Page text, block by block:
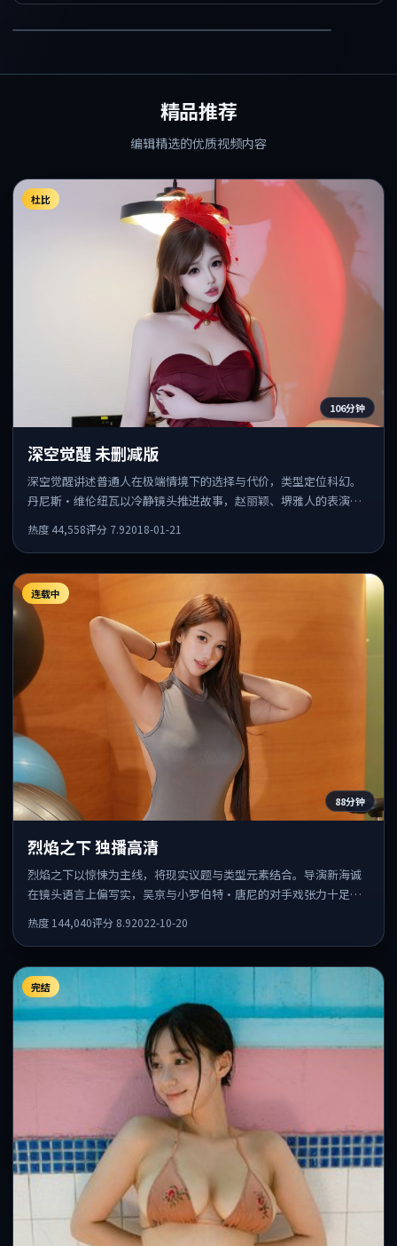
精品推荐
编辑精选的优质视频内容
杜比
106分钟
深空觉醒 未删减版
深空觉醒讲述普通人在极端情境下的选择与代价，类型定位科幻。
丹尼斯·维伦纽瓦以冷静镜头推进故事，赵丽颖、堺雅人的表演为
热度 44,558评分 7.92018-01-21
连载中
88分钟
烈焰之下 独播高清
烈焰之下以惊悚为主线，将现实议题与类型元素结合。导演新海诚
在镜头语言上偏写实，吴京与小罗伯特·唐尼的对手戏张力十足，
热度 144,040评分 8.92022-10-20
完结